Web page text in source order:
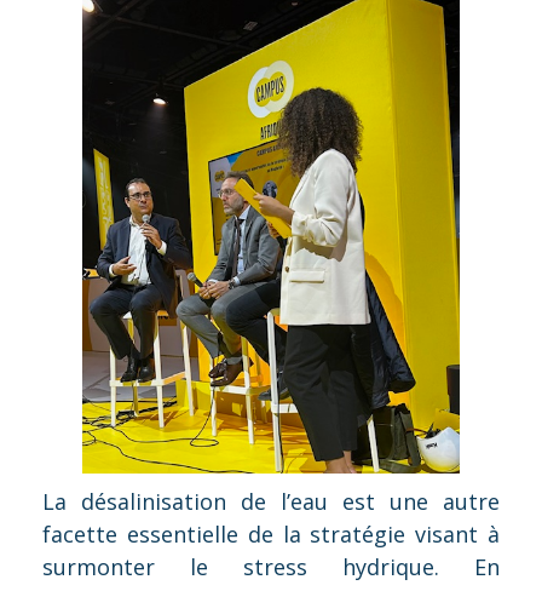
La désalinisation de l’eau est une autre
facette essentielle de la stratégie visant à
surmonter le stress hydrique. En